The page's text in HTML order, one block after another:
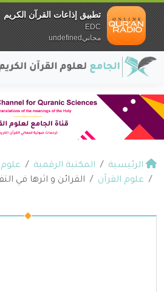
الرئيسية المكتبة الرقمية
علوم
علوم القرآن
القرائن و اثرها في
تطبيق إذاعات القرآن الكريم
EDC
مجانيundefined